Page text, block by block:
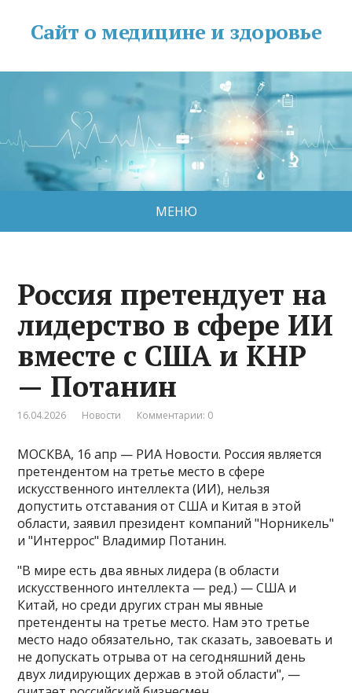
Сайт о медицине и здоровье
МЕНЮ
Россия претендует на
лидерство в сфере ИИ
вместе с США и КНР
— Потанин
16.04.2026 Новости Комментарии: 0
МОСКВА, 16 апр — РИА Новости. Россия является
претендентом на третье место в сфере
искусственного интеллекта (ИИ), нельзя
допустить отставания от США и Китая в этой
области, заявил президент компаний "Норникель"
и "Интеррос" Владимир Потанин.
"В мире есть два явных лидера (в области
искусственного интеллекта — ред​​​.) — США и
Китай, но среди других стран мы явные
претенденты на третье место. Нам это третье
место надо обязательно, так сказать, завоевать и
не допускать отрыва от на сегодняшний день
двух лидирующих держав в этой области", —